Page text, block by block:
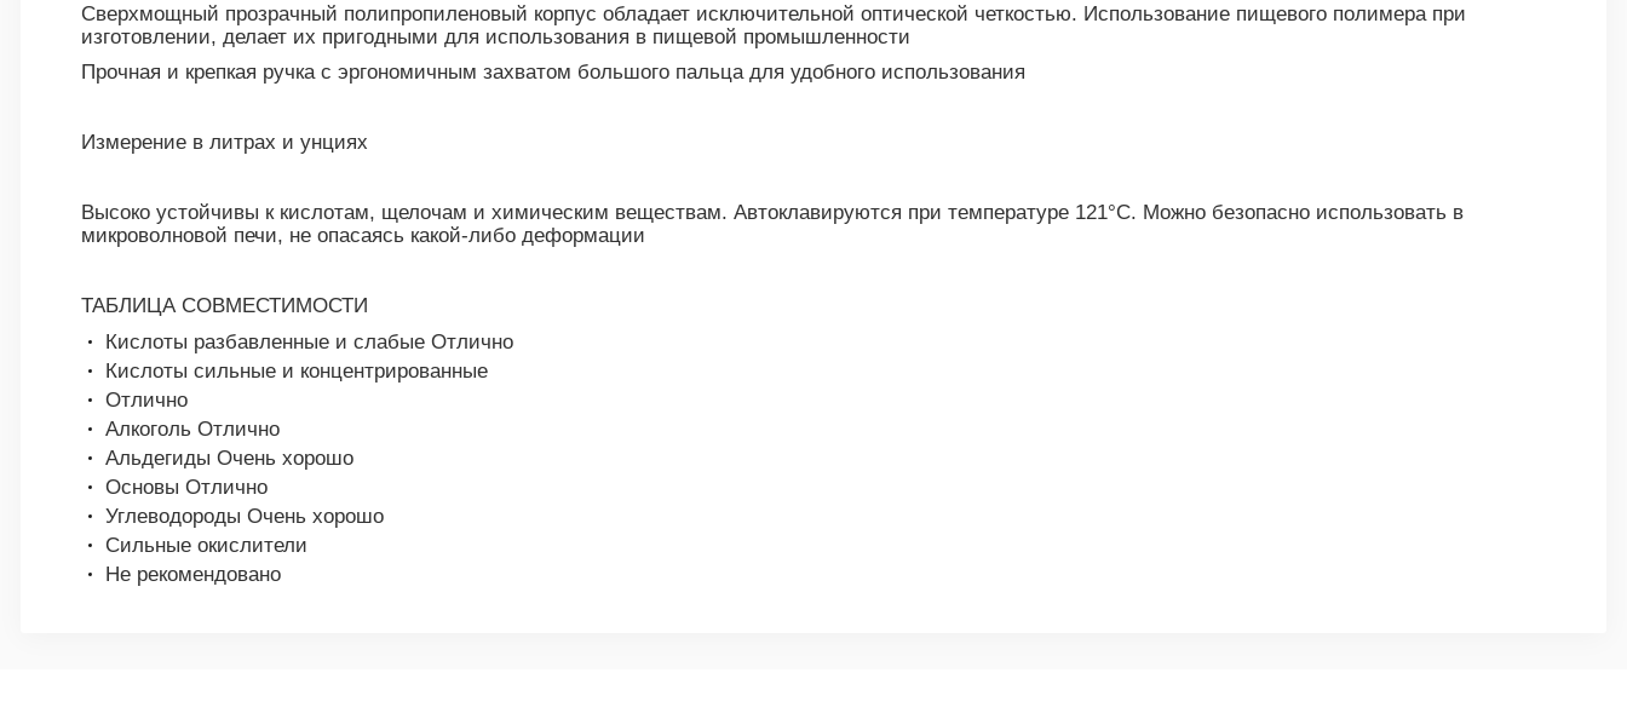
Сверхмощный прозрачный полипропиленовый корпус обладает исключительной оптической четкостью. Использование пищевого полимера при
изготовлении, делает их пригодными для использования в пищевой промышленности
Прочная и крепкая ручка с эргономичным захватом большого пальца для удобного использования
Измерение в литрах и унциях
Высоко устойчивы к кислотам, щелочам и химическим веществам. Автоклавируются при температуре 121°C. Можно безопасно использовать в
микроволновой печи, не опасаясь какой-либо деформации
ТАБЛИЦА СОВМЕСТИМОСТИ
Кислоты разбавленные и слабые Отлично
Кислоты сильные и концентрированные
Отлично
Алкоголь Отлично
Альдегиды Очень хорошо
Основы Отлично
Углеводороды Очень хорошо
Сильные окислители
Не рекомендовано